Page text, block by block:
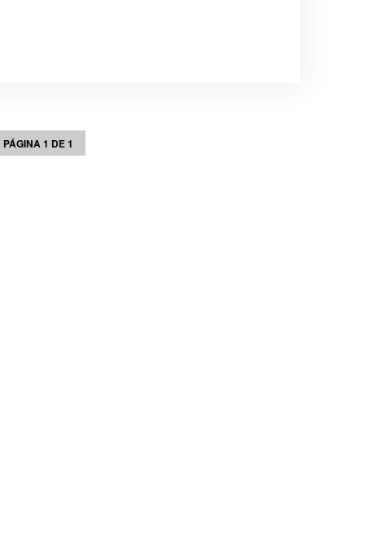
PÁGINA 1 DE 1